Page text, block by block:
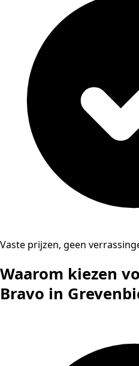
Vaste prijzen, geen
Waarom kiezen
Bravo in